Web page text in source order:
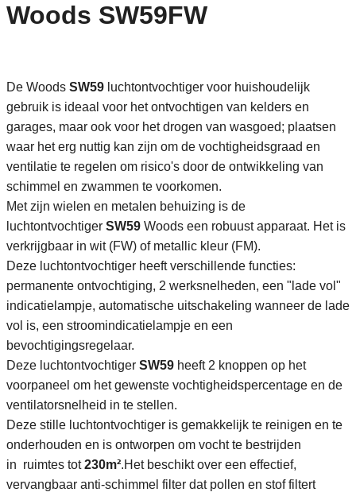
Woods SW59FW
De Woods SW59 luchtontvochtiger voor huishoudelijk
gebruik is ideaal voor het ontvochtigen van kelders en
garages, maar ook voor het drogen van wasgoed; plaatsen
waar het erg nuttig kan zijn om de vochtigheidsgraad en
ventilatie te regelen om risico's door de ontwikkeling van
schimmel en zwammen te voorkomen.
Met zijn wielen en metalen behuizing is de
luchtontvochtiger SW59 Woods een robuust apparaat. Het is
verkrijgbaar in wit (FW) of metallic kleur (FM).
Deze luchtontvochtiger heeft verschillende functies:
permanente ontvochtiging, 2 werksnelheden, een "lade vol"
indicatielampje, automatische uitschakeling wanneer de lade
vol is, een stroomindicatielampje en een
bevochtigingsregelaar.
Deze luchtontvochtiger SW59 heeft 2 knoppen op het
voorpaneel om het gewenste vochtigheidspercentage en de
ventilatorsnelheid in te stellen.
Deze stille luchtontvochtiger is gemakkelijk te reinigen en te
onderhouden en is ontworpen om vocht te bestrijden
in ruimtes tot230m².Het beschikt over een effectief,
vervangbaar anti-schimmel filter dat pollen en stof filtert